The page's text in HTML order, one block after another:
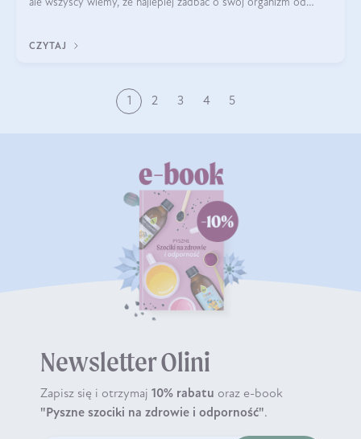
ale wszyscy wiemy, że najlepiej zadbać o swój organizm od
wysokiej jakości suplem
CZYTAJ
1 2 3 4 5
Newsletter Olini
Zapisz się i otrzymaj 10% rabatu oraz e-book
"Pyszne szociki na zdrowie i odporność".